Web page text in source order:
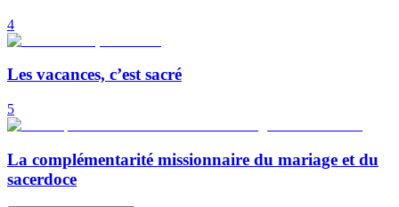
4
Les vacances, c’est sacré
5
La complémentarité missionnaire du mariage et du
sacerdoce